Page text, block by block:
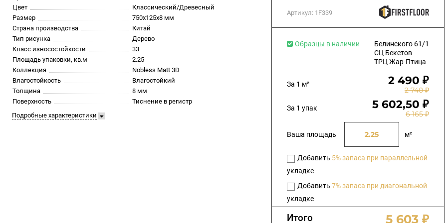
Артикул: 1F339
Образцы в наличии
Белинского 61/1
СЦ Бекетов
ТРЦ Жар-Птица
За 1 м² 2 490 ₽
2 740 ₽
За 1 упак 5 602,50 ₽
6 165 ₽
Ваша площадь м²
Добавить 5% запаса при параллельной
укладке
Добавить7% запаса при диагональной
укладке
Итого 5 603 ₽
Цвет
Классический/Древесный
Размер
750х125х8 мм
Страна производства
Китай
Тип рисунка
Дерево
Класс износостойкости
33
Площадь упаковки, кв.м
2.25
Коллекция
Nobless Matt 3D
Влагостойкость
Влагостойкий
Толщина
8 мм
Поверхность
Тиснение в регистр
Подробные характеристики